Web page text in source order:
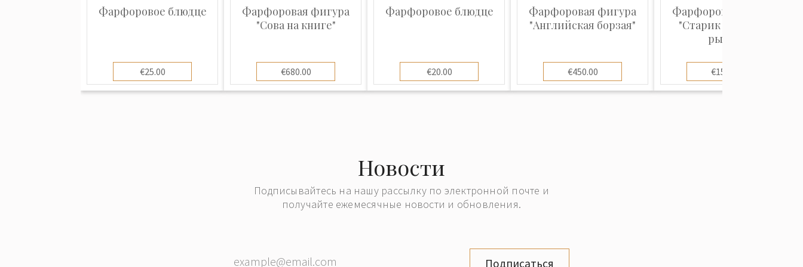
изготавливаемых изделий, пластичностью форм и
Фарфоровое блюдце
€25.00
Фарфоровая фигура
"Сова на книге"
€680.00
Фарфоровое блюдце
€20.00
Фарфоровая фигура
"Английская борзая"
€450.00
Фарфоровая фигура
"Старик и золотая
рыбка"
€150.00
Новости
Подписывайтесь на нашу рассылку по электронной почте и
получайте ежемесячные новости и обновления.
Подписаться